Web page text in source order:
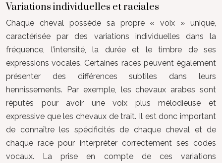
Variations individuelles et raciales
Chaque cheval possède sa propre « voix » unique,
caractérisée par des variations individuelles dans la
fréquence, l’intensité, la durée et le timbre de ses
expressions vocales. Certaines races peuvent également
présenter des différences subtiles dans leurs
hennissements. Par exemple, les chevaux arabes sont
réputés pour avoir une voix plus mélodieuse et
expressive que les chevaux de trait. Il est donc important
de connaître les spécificités de chaque cheval et de
chaque race pour interpréter correctement ses codes
vocaux. La prise en compte de ces variations